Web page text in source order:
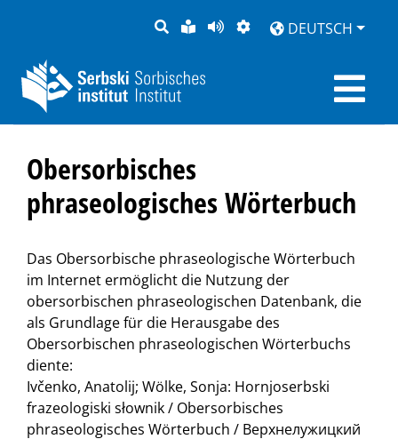
SUCHELEICHTE
SPRACHE
SEITEDARSTELLUNG
DEUTSCH
Obersorbisches
phraseologisches Wörterbuch
Das Obersorbische phraseologische Wörterbuch
im Internet ermöglicht die Nutzung der
obersorbischen phraseologischen Datenbank, die
als Grundlage für die Herausgabe des
Obersorbischen phraseologischen Wörterbuchs
diente:
Ivčenko, Anatolij; Wölke, Sonja: Hornjoserbski
frazeologiski słownik / Obersorbisches
phraseologisches Wörterbuch / Верхнелужицкий